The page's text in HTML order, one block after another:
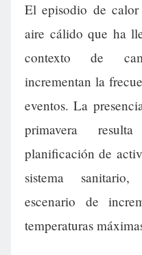
El episodio de
aire cálido que ha
contexto de
incrementan la
eventos. La
primavera
planificación de
sistema
escenario de
temperaturas